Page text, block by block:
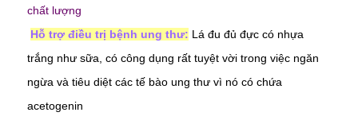
Hỗ trợ điều trị bệnh ung thư: Lá đu đủ đực có nhựa
trắng như sữa, có công dụng rất tuyệt vời trong việc ngăn
ngừa và tiêu diệt các tế bào ung thư vì nó có chứa
acetogenin